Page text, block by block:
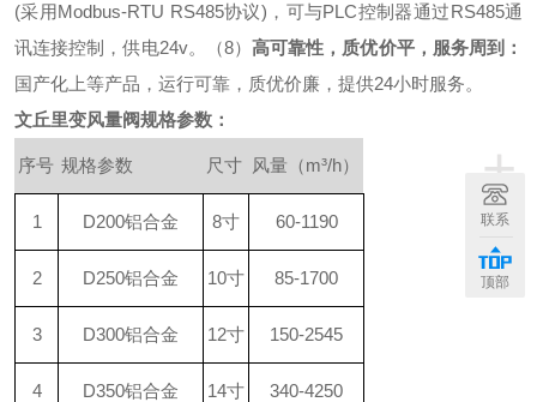
(采用Modbus-RTU RS485协议) ，可与PLC控制器通过RS485通
讯连接控制 ，供电24v。 （8） 高可靠性，质优价平，服务周到：
国产化上等产品，运行可靠，质优价廉，提供24小时服务。
文丘里变风量阀规格参数：
+
序号 规格参数 尺寸 风量（m³/h）
1 D200铝合金 8寸 60-1190
2 D250铝合金 10寸 85-1700
3 D300铝合金 12寸 150-2545
4 D350铝合金 14寸 340-4250
联系
顶部